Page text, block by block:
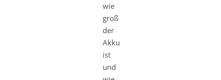
wie
groß
der
Akku
ist
und